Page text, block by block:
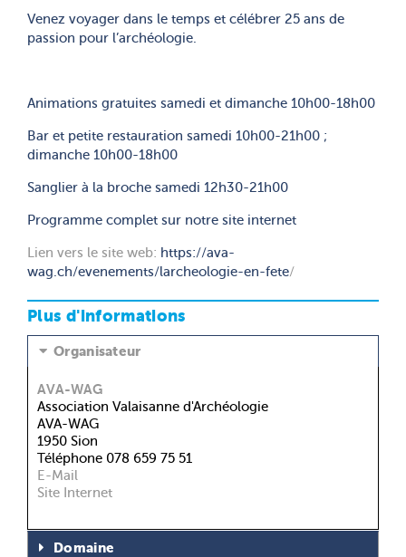
Venez voyager dans le temps et célébrer 25 ans de
passion pour l’archéologie.
Animations gratuites samedi et dimanche 10h00-18h00
Bar et petite restauration samedi 10h00-21h00 ;
dimanche 10h00-18h00
Sanglier à la broche samedi 12h30-21h00
Programme complet sur notre site internet
Lien vers le site web: https://ava-
wag.ch/evenements/larcheologie-en-fete/
Plus d'informations
Organisateur
AVA-WAG
Association Valaisanne d'Archéologie
AVA-WAG
1950 Sion
Téléphone 078 659 75 51
E-Mail
Site Internet
Domaine